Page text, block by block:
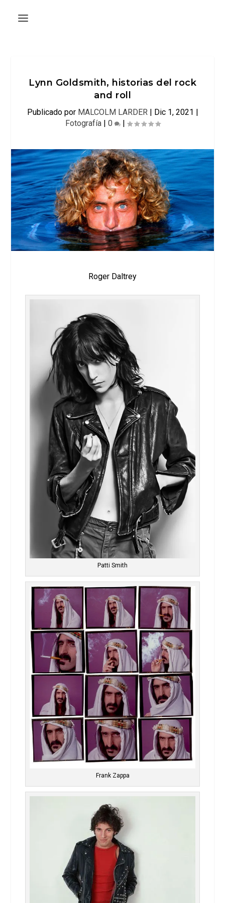
Lynn Goldsmith, historias del rock
and roll
Publicado por MALCOLM LARDER| Dic 1, 2021 |
Fotografía| 0 |
Roger Daltrey
Patti Smith
Frank Zappa